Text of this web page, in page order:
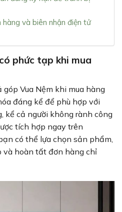
hàng và biên nhận điện tử
phức tạp khi mua
Vua Nệm khi mua hàng
đáng kể để phù hợp với
kể cả người không rành công
tích hợp ngay trên
có thể lựa chọn sản phẩm,
và hoàn tất đơn hàng chỉ